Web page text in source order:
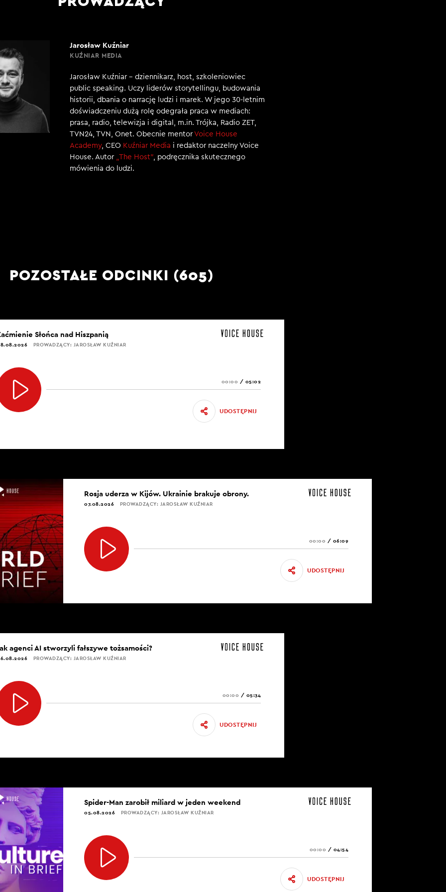
Jarosław Kuźniar
KUŹNIAR MEDIA
Jarosław Kuźniar – dziennikarz, host, szkoleniowiec
public speaking. Uczy liderów storytellingu, budowania
historii, dbania o narrację ludzi i marek. W jego 30-letnim
doświadczeniu dużą rolę odegrała praca w mediach:
prasa, radio, telewizja i digital, m.in. Trójka, Radio ZET,
TVN24, TVN, Onet. Obecnie mentorVoice House
Academy, CEO Kuźniar Media i redaktor naczelny Voice
House. Autor „The Host”, podręcznika skutecznego
mówienia do ludzi.
POZOSTAŁE ODCINKI (605)
Słońca nad Hiszpanią
PROWADZĄCY: JAROSŁAW KUŹNIAR
00:00 / 05:02
UDOSTĘPNIJ
Rosja uderza w Kijów. Ukrainie brakuje obrony.
07.08.2026 PROWADZĄCY: JAROSŁAW KUŹNIAR
00:00 / 06:09
UDOSTĘPNIJ
agenci AI stworzyli fałszywe tożsamości?
PROWADZĄCY: JAROSŁAW KUŹNIAR
00:00 / 05:34
UDOSTĘPNIJ
Spider-Man zarobił miliard w jeden weekend
05.08.2026 PROWADZĄCY: JAROSŁAW KUŹNIAR
00:00 / 04:54
UDOSTĘPNIJ